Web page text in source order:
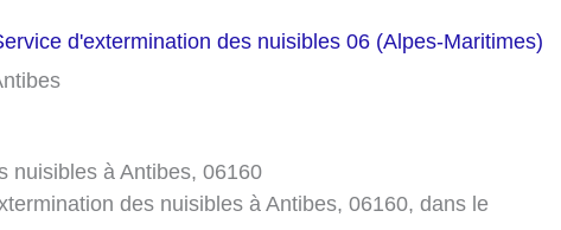
d'extermination des nuisibles 06 (Alpes-Maritimes)
nuisibles à Antibes, 06160
des nuisibles à Antibes, 06160, dans le